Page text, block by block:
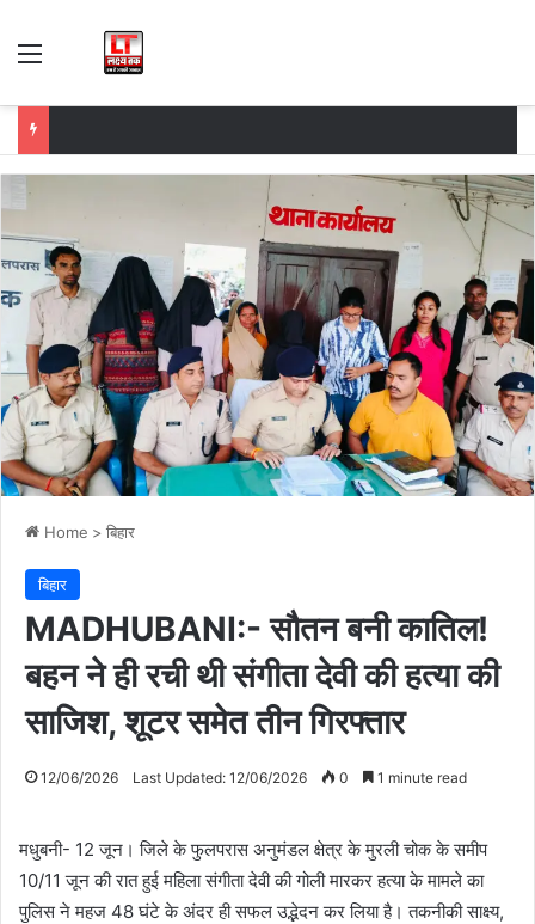
Menu
Home > बिहार
बिहार
MADHUBANI:- सौतन बनी कातिल!
बहन ने ही रची थी संगीता देवी की हत्या की
साजिश, शूटर समेत तीन गिरफ्तार
12/06/2026 Last Updated: 12/06/2026 0 1 minute read
मधुबनी- 12 जून। जिले के फुलपरास अनुमंडल क्षेत्र के मुरली चोक के समीप
10/11 जून की रात हुई महिला संगीता देवी की गोली मारकर हत्या के मामले का
पुलिस ने महज 48 घंटे के अंदर ही सफल उद्भेदन कर लिया है। तकनीकी साक्ष्य,